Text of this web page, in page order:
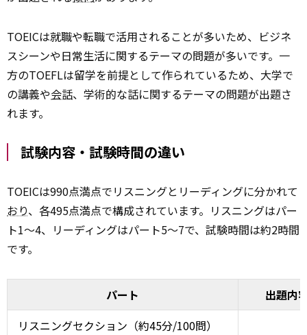
TOEICは就職や転職で活用されることが多いため、ビジネ
スシーンや日常生活に関するテーマの問題が多いです。一
方のTOEFLは留学を前提として作られているため、大学で
の講義や会話、学術的な話に関するテーマの問題が出題さ
れます。
試験内容・試験時間の違い
TOEICは990点満点でリスニングとリーディングに分かれて
おり、各495点満点で構成されています。リスニングはパー
ト1〜4、リーディングはパート5〜7で、試験時間は約2時間
です。
パート
出題内
リスニングセクション（約45分/100問）